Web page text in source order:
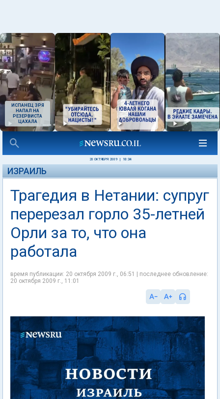
ИСПАНЕЦ ЗРЯ
НАПАЛ НА
РЕЗЕРВИСТА
ЦАХАЛА
20 ОКТЯБРЯ 2009 10:34
ИЗРАИЛЬ
Трагедия в Нетании: супруг
перерезал горло 35-летней
Орли за то, что она
работала
время публикации: 20 октября 2009 г., 06:51 | последнее обновление:
20 октября 2009 г., 11:01